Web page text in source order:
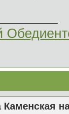
Каменская